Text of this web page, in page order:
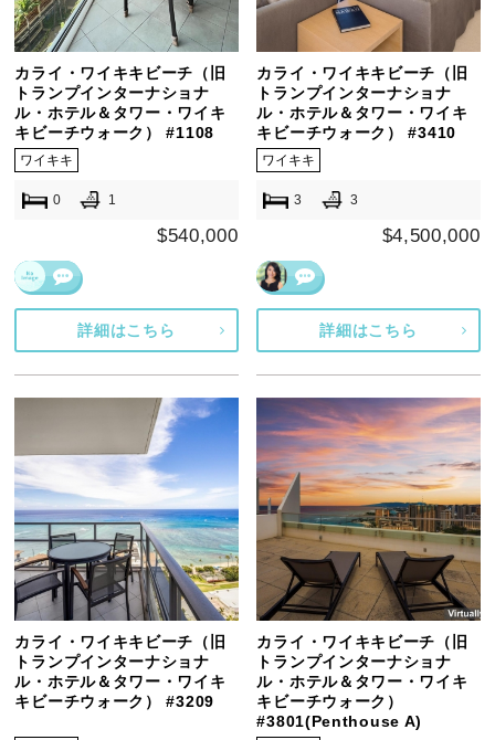
カライ・ワイキキビーチ（旧
トランプインターナショナ
ル・ホテル＆タワー・ワイキ
キビーチウォーク） #1108
ワイキキ
0 1
$540,000
詳細はこちら
カライ・ワイキキビーチ（旧
トランプインターナショナ
ル・ホテル＆タワー・ワイキ
キビーチウォーク） #3410
ワイキキ
3 3
$4,500,000
詳細はこちら
カライ・ワイキキビーチ（旧
トランプインターナショナ
ル・ホテル＆タワー・ワイキ
キビーチウォーク） #3209
カライ・ワイキキビーチ（旧
トランプインターナショナ
ル・ホテル＆タワー・ワイキ
キビーチウォーク）
#3801(Penthouse A)